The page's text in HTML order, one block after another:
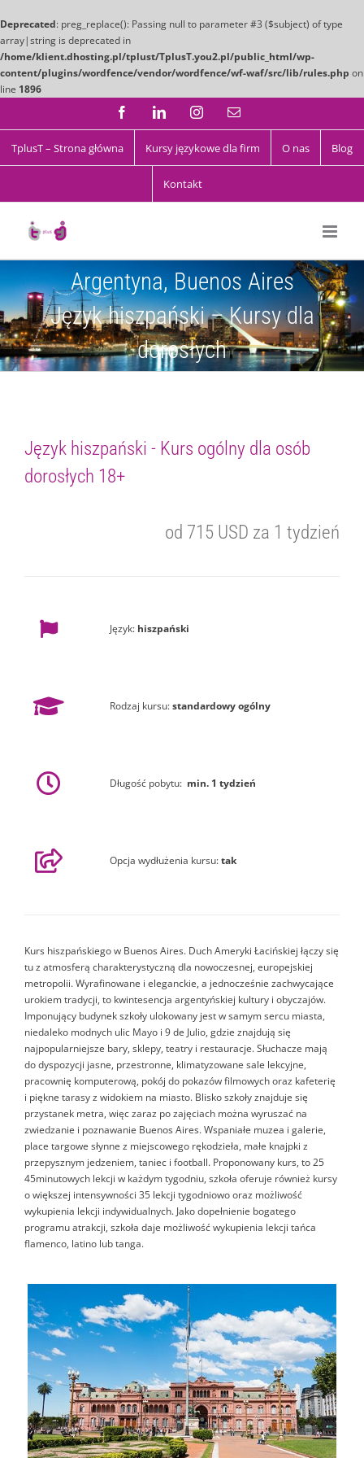
Deprecated: preg_replace(): Passing null to parameter #3 ($subject) of type
array|string is deprecated in
/home/klient.dhosting.pl/tplust/TplusT.you2.pl/public_html/wp-
content/plugins/wordfence/vendor/wordfence/wf-waf/src/lib/rules.php on
line 1896
FacebookLinkedInInstagramEmail
TplusT – Strona główna Kursy językowe dla firm O nas Blog
Kontakt
Argentyna, Buenos Aires
Język hiszpański – Kursy dla
dorosłych
Język hiszpański - Kurs ogólny dla osób
dorosłych 18+
od 715 USD za 1 tydzień
Język: hiszpański
Rodzaj kursu:standardowy ogólny
Długość pobytu: min. 1 tydzień
Opcja wydłużenia kursu:tak
Kurs hiszpańskiego w Buenos Aires. Duch Ameryki Łacińskiej łączy się
tu z atmosferą charakterystyczną dla nowoczesnej, europejskiej
metropolii. Wyrafinowane i eleganckie, a jednocześnie zachwycające
urokiem tradycji, to kwintesencja argentyńskiej kultury i obyczajów.
Imponujący budynek szkoły ulokowany jest w samym sercu miasta,
niedaleko modnych ulic Mayo i 9 de Julio, gdzie znajdują się
najpopularniejsze bary, sklepy, teatry i restauracje. Słuchacze mają
do dyspozycji jasne, przestronne, klimatyzowane sale lekcyjne,
pracownię komputerową, pokój do pokazów filmowych oraz kafeterię
i piękne tarasy z widokiem na miasto. Blisko szkoły znajduje się
przystanek metra, więc zaraz po zajęciach można wyruszać na
zwiedzanie i poznawanie Buenos Aires. Wspaniałe muzea i galerie,
place targowe słynne z miejscowego rękodzieła, małe knajpki z
przepysznym jedzeniem, taniec i football. Proponowany kurs, to 25
45minutowych lekcji w każdym tygodniu, szkoła oferuje również kursy
o większej intensywności 35 lekcji tygodniowo oraz możliwość
wykupienia lekcji indywidualnych. Jako dopełnienie bogatego
programu atrakcji, szkoła daje możliwość wykupienia lekcji tańca
flamenco, latino lub tanga.